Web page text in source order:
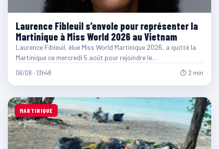
Laurence Fibleuil s’envole pour représenter la
Martinique à Miss World 2026 au Vietnam
Laurence Fibleuil, élue Miss World Martinique 2026, a quitté la
Martinique ce mercredi 5 août pour rejoindre le…
06/08 · 13h48 ⏱ 2 min
MARTINIQUE